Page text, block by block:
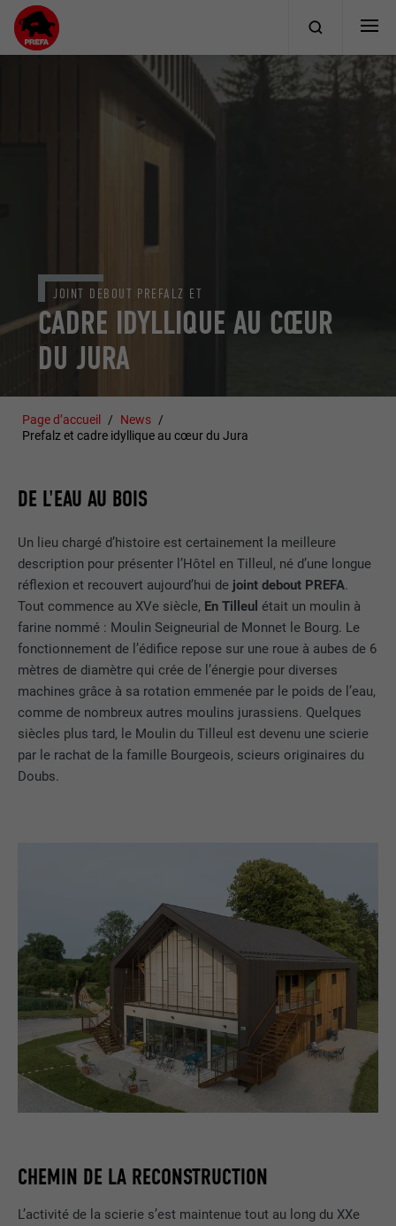
CADRE IDYLLIQUE AU CŒUR
DU JURA
JOINT DEBOUT PREFALZ ET
Page d’accueil
News
Prefalz et cadre idyllique au cœur du Jura
DE L'EAU AU BOIS
Un lieu chargé d’histoire est certainement la meilleure
description pour présenter l’Hôtel en Tilleul, né d’une longue
réflexion et recouvert aujourd’hui de joint debout PREFA.
Tout commence au XVe siècle, En Tilleul était un moulin à
farine nommé : Moulin Seigneurial de Monnet le Bourg. Le
fonctionnement de l’édifice repose sur une roue à aubes de 6
mètres de diamètre qui crée de l’énergie pour diverses
machines grâce à sa rotation emmenée par le poids de l’eau,
comme de nombreux autres moulins jurassiens. Quelques
siècles plus tard, le Moulin du Tilleul est devenu une scierie
par le rachat de la famille Bourgeois, scieurs originaires du
Doubs.
CHEMIN DE LA RECONSTRUCTION
L’activité de la scierie s’est maintenue tout au long du XXe